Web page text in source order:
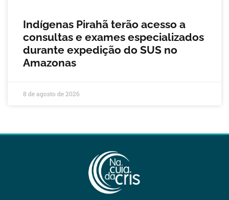
Indígenas Pirahã terão acesso a
consultas e exames especializados
durante expedição do SUS no
Amazonas
8 de agosto de 2026